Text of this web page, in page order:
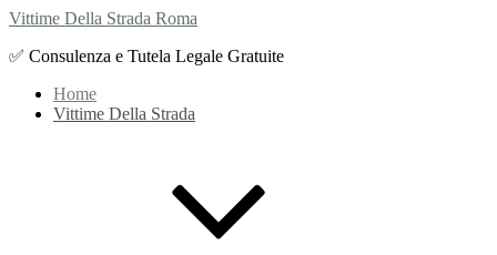
Vittime Della Strada Roma
✅ Consulenza e Tutela Legale Gratuite
Home
Vittime Della Strada